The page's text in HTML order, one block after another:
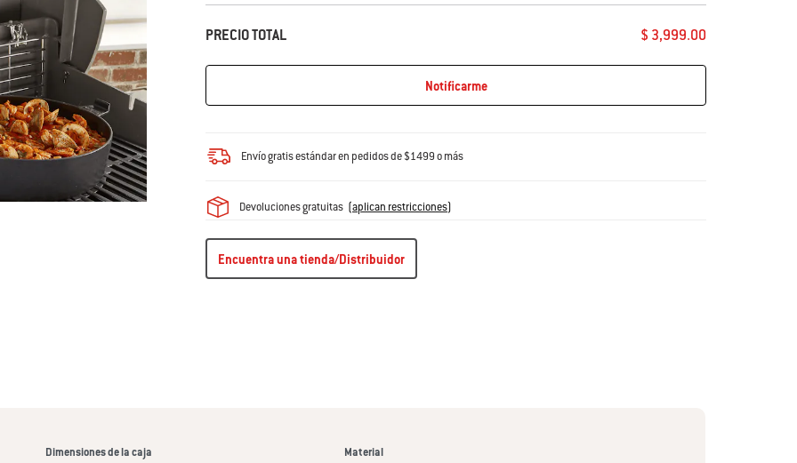
PRECIO TOTAL $ 3,999.00
Notificarme
Envío gratis estándar en pedidos de $1499 o más
Devoluciones gratuitas (aplican restricciones)
Encuentra una tienda/Distribuidor
Dimensiones de la caja
Material